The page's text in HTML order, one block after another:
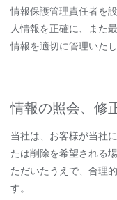
情報保護管理責任者を
人情報を正確に、また
情報を適切に管理いたし
情報の照会、修
当社は、お客様が当社
たは削除を希望される
ただいたうえで、合理
す。